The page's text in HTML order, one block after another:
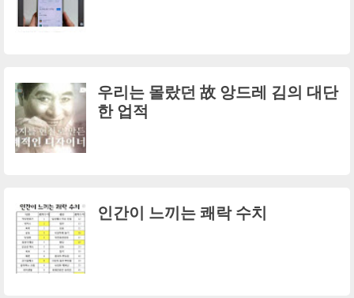
우리는 몰랐던 故 앙드레 김의 대단
한 업적
인간이 느끼는 쾌락 수치